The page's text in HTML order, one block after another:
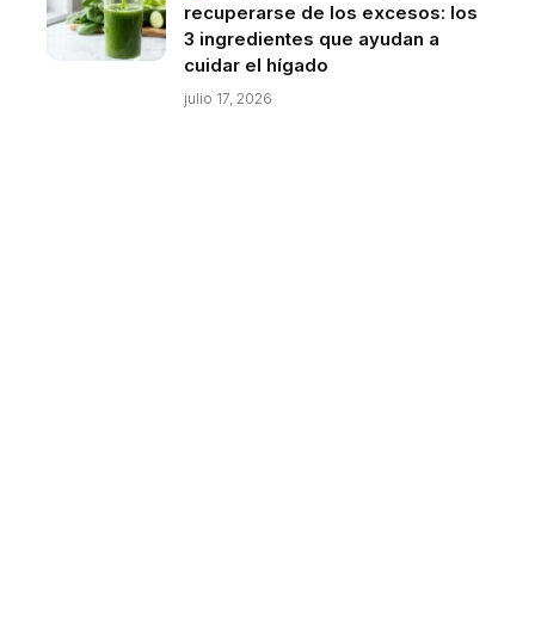
recuperarse de los excesos: los
3 ingredientes que ayudan a
cuidar el hígado
julio 17, 2026